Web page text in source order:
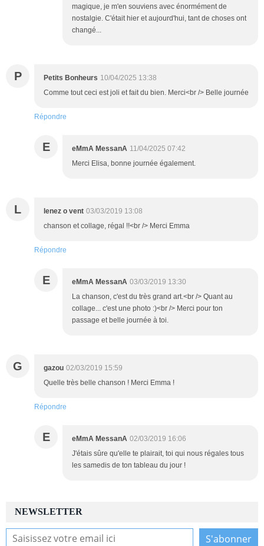
magique, je m'en souviens avec énormément de
nostalgie. C'était hier et aujourd'hui, tant de choses ont
changé...
P Petits Bonheurs 10/04/2025 13:38
Comme tout ceci est joli et fait du bien. Merci<br /> Belle journée
Répondre
E eMmA MessanA 11/04/2025 07:42
Merci Elisa, bonne journée également.
L lenez o vent 03/03/2019 13:08
chanson et collage, régal !!<br /> Merci Emma
Répondre
E eMmA MessanA 03/03/2019 13:30
La chanson, c'est du très grand art.<br /> Quant au
collage... c'est une photo :)<br /> Merci pour ton
passage et belle journée à toi.
G gazou 02/03/2019 15:59
Quelle très belle chanson ! Merci Emma !
Répondre
E eMmA MessanA 02/03/2019 16:06
J'étais sûre qu'elle te plairait, toi qui nous régales tous
les samedis de ton tableau du jour !
NEWSLETTER